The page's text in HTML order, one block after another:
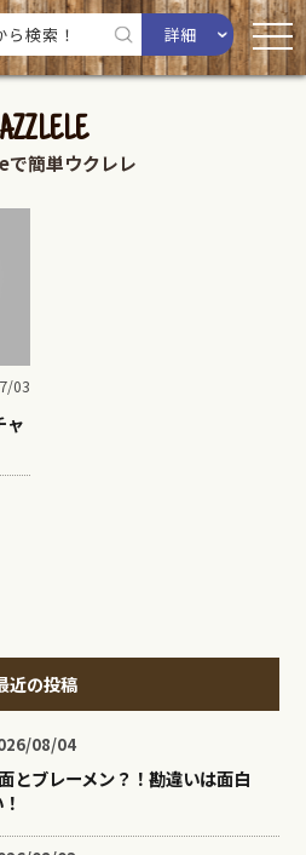
詳細
で簡単ウクレレ
03
ャ
近の投稿
08/04
とブレーメン？！勘違いは面白